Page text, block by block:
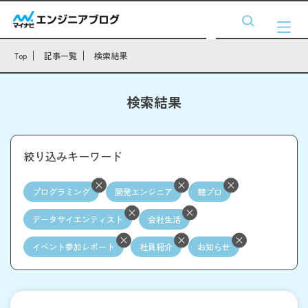
Top 記事一覧 検索結果
検索結果
絞り込みキーワード
プログラミング 開発エンジニア 競プロ
データサイエンティスト 会社生活
イベント参加レポート 社員紹介 お知らせ